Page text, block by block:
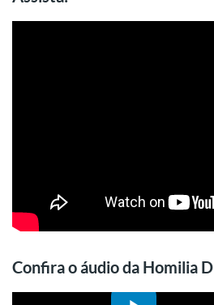
Confira o áudio da Homilia